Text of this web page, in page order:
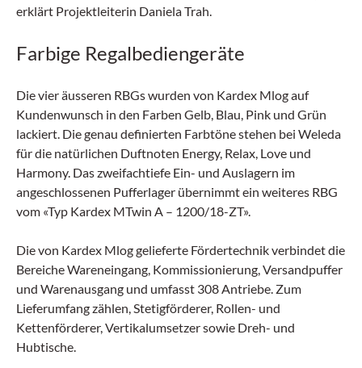
erklärt Projektleiterin Daniela Trah.
Farbige Regalbediengeräte
Die vier äusseren RBGs wurden von Kardex Mlog auf
Kundenwunsch in den Farben Gelb, Blau, Pink und Grün
lackiert. Die genau definierten Farbtöne stehen bei Weleda
für die natürlichen Duftnoten Energy, Relax, Love und
Harmony. Das zweifachtiefe Ein- und Auslagern im
angeschlossenen Pufferlager übernimmt ein weiteres RBG
vom «Typ Kardex MTwin A – 1200/18-ZT».
Die von Kardex Mlog gelieferte Fördertechnik verbindet die
Bereiche Wareneingang, Kommissionierung, Versandpuffer
und Warenausgang und umfasst 308 Antriebe. Zum
Lieferumfang zählen, Stetigförderer, Rollen- und
Kettenförderer, Vertikalumsetzer sowie Dreh- und
Hubtische.